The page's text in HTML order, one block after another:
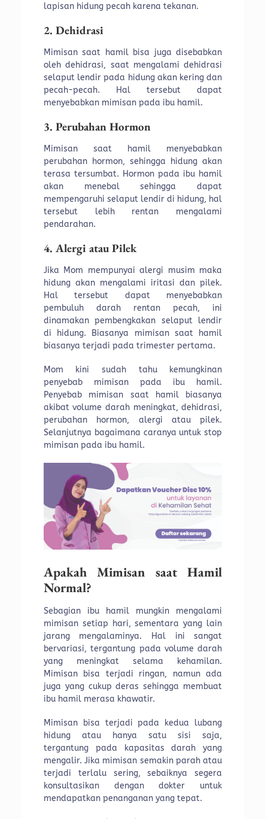
lapisan hidung pecah karena tekanan.
2. Dehidrasi
Mimisan saat hamil bisa juga disebabkan
oleh dehidrasi, saat mengalami dehidrasi
selaput lendir pada hidung akan kering dan
pecah-pecah. Hal tersebut dapat
menyebabkan mimisan pada ibu hamil.
3. Perubahan Hormon
Mimisan saat hamil menyebabkan
perubahan hormon, sehingga hidung akan
terasa tersumbat. Hormon pada ibu hamil
akan menebal sehingga dapat
mempengaruhi selaput lendir di hidung, hal
tersebut lebih rentan mengalami
pendarahan.
4. Alergi atau Pilek
Jika Mom mempunyai alergi musim maka
hidung akan mengalami iritasi dan pilek.
Hal tersebut dapat menyebabkan
pembuluh darah rentan pecah, ini
dinamakan pembengkakan selaput lendir
di hidung. Biasanya mimisan saat hamil
biasanya terjadi pada trimester pertama.
Mom kini sudah tahu kemungkinan
penyebab mimisan pada ibu hamil.
Penyebab mimisan saat hamil biasanya
akibat volume darah meningkat, dehidrasi,
perubahan hormon, alergi atau pilek.
Selanjutnya bagaimana caranya untuk stop
mimisan pada ibu hamil.
Apakah Mimisan saat Hamil
Normal?
Sebagian ibu hamil mungkin mengalami
mimisan setiap hari, sementara yang lain
jarang mengalaminya. Hal ini sangat
bervariasi, tergantung pada volume darah
yang meningkat selama kehamilan.
Mimisan bisa terjadi ringan, namun ada
juga yang cukup deras sehingga membuat
ibu hamil merasa khawatir.
Mimisan bisa terjadi pada kedua lubang
hidung atau hanya satu sisi saja,
tergantung pada kapasitas darah yang
mengalir. Jika mimisan semakin parah atau
terjadi terlalu sering, sebaiknya segera
konsultasikan dengan dokter untuk
mendapatkan penanganan yang tepat.